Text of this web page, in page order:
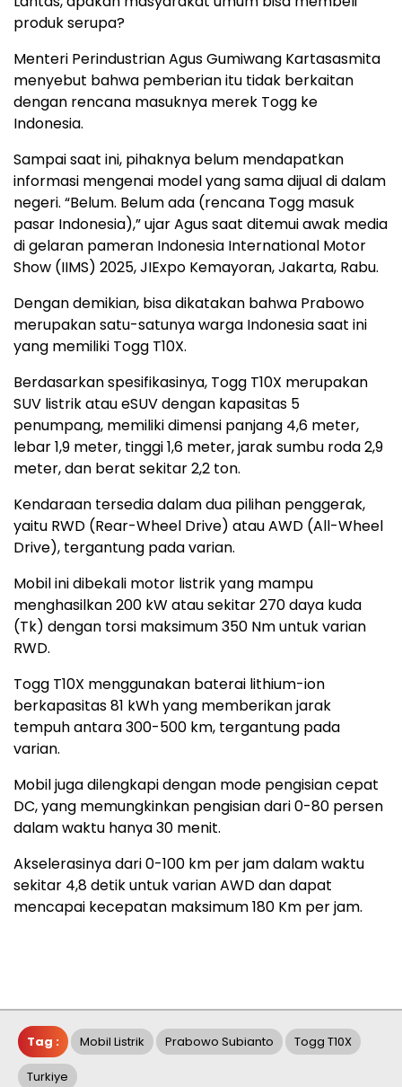
produk serupa?
Menteri Perindustrian Agus Gumiwang Kartasasmita
menyebut bahwa pemberian itu tidak berkaitan
dengan rencana masuknya merek Togg ke
Indonesia.
Sampai saat ini, pihaknya belum mendapatkan
informasi mengenai model yang sama dijual di dalam
negeri. “Belum. Belum ada (rencana Togg masuk
pasar Indonesia),” ujar Agus saat ditemui awak media
di gelaran pameran Indonesia International Motor
Show (IIMS) 2025, JIExpo Kemayoran, Jakarta, Rabu.
Dengan demikian, bisa dikatakan bahwa Prabowo
merupakan satu-satunya warga Indonesia saat ini
yang memiliki Togg T10X.
Berdasarkan spesifikasinya, Togg T10X merupakan
SUV listrik atau eSUV dengan kapasitas 5
penumpang, memiliki dimensi panjang 4,6 meter,
lebar 1,9 meter, tinggi 1,6 meter, jarak sumbu roda 2,9
meter, dan berat sekitar 2,2 ton.
Kendaraan tersedia dalam dua pilihan penggerak,
yaitu RWD (Rear-Wheel Drive) atau AWD (All-Wheel
Drive), tergantung pada varian.
Mobil ini dibekali motor listrik yang mampu
menghasilkan 200 kW atau sekitar 270 daya kuda
(Tk) dengan torsi maksimum 350 Nm untuk varian
RWD.
Togg T10X menggunakan baterai lithium-ion
berkapasitas 81 kWh yang memberikan jarak
tempuh antara 300-500 km, tergantung pada
varian.
Mobil juga dilengkapi dengan mode pengisian cepat
DC, yang memungkinkan pengisian dari 0-80 persen
dalam waktu hanya 30 menit.
Akselerasinya dari 0-100 km per jam dalam waktu
sekitar 4,8 detik untuk varian AWD dan dapat
mencapai kecepatan maksimum 180 Km per jam.
Tag : Mobil Listrik Prabowo Subianto Togg T10X
Turkiye